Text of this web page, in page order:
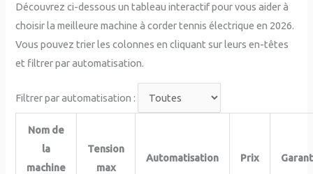
Découvrez ci-dessous un tableau interactif pour vous aider à
choisir la meilleure machine à corder tennis électrique en 2026.
Vous pouvez trier les colonnes en cliquant sur leurs en-têtes
et filtrer par automatisation.
Filtrer par automatisation :
Nom de
la
machine
Tension
max
Automatisation Prix